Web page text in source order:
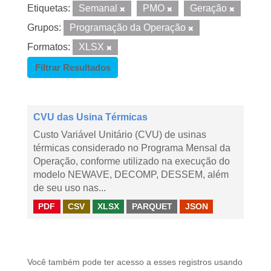
Etiquetas: Semanal PMO
Geração
Grupos:
Programação da Operação
Formatos:
XLSX
Filtrar Resultados
CVU das Usina Térmicas
Custo Variável Unitário (CVU) de usinas
térmicas considerado no Programa Mensal da
Operação, conforme utilizado na execução do
modelo NEWAVE, DECOMP, DESSEM, além
de seu uso nas...
PDF CSV XLSX PARQUET JSON
Você também pode ter acesso a esses registros usando